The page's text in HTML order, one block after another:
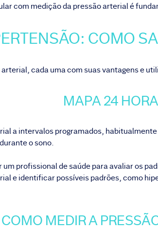
com medição da pressão arterial é
COMO
cada uma com suas vantagens e
MAPA 24
a intervalos programados,
o sono.
profissional de saúde para avaliar os
e identificar possíveis padrões, como
COMO MEDIR A